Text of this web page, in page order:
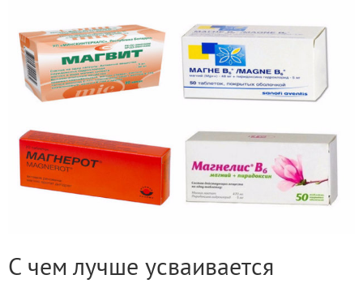
С чем лучше усваивается